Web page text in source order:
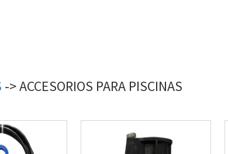
->ACCESORIOS PARA PISCINAS